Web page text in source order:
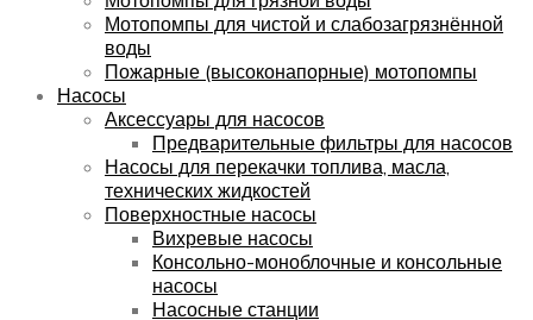
Мотопомпы для чистой и слабозагрязнённой
воды
Пожарные (высоконапорные) мотопомпы
Насосы
Аксессуары для насосов
Предварительные фильтры для насосов
Насосы для перекачки топлива, масла,
технических жидкостей
Поверхностные насосы
Вихревые насосы
Консольно-моноблочные и консольные
насосы
Насосные станции